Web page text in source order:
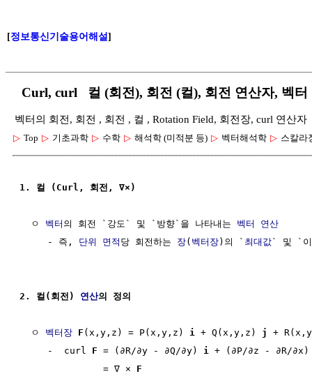
[정보통신기술용어해설]
Curl, curl 컬 (회전), 회전 (컬), 회전 연산자, 벡터
벡터의 회전, 회전 , 회전 , 컬 , Rotation Field, 회전장, curl 연산자
▷ Top ▷ 기초과학 ▷ 수학 ▷ 해석학 (미적분 등) ▷ 벡터해석학 ▷ 스칼라
1. 컬 (Curl, 회전, ∇×)
  ㅇ
벡터 의 회전 `강도` 및 `방향`을 나타내는 벡터 연산
     - 즉,
단위 면적 당 회전하는 장( 벡터장)의 ` 최대값` 및 `
2. 컬(회전) 연산의 정의
  ㅇ
벡터장 F (x,y,z) = P(x,y,z) i + Q(x,y,z) j
+
     -  curl
F = (∂R/∂y - ∂Q/∂y) i
+ (∂P/∂z - ∂R/
               = ∇ ×
F